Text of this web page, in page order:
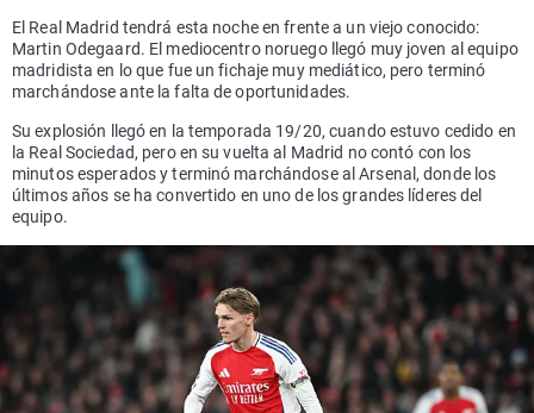
El Real Madrid tendrá esta noche en frente a un viejo conocido:
Martin Odegaard. El mediocentro noruego llegó muy joven al equipo
madridista en lo que fue un fichaje muy mediático, pero terminó
marchándose ante la falta de oportunidades.
Su explosión llegó en la temporada 19/20, cuando estuvo cedido en
la Real Sociedad, pero en su vuelta al Madrid no contó con los
minutos esperados y terminó marchándose al Arsenal, donde los
últimos años se ha convertido en uno de los grandes líderes del
equipo.